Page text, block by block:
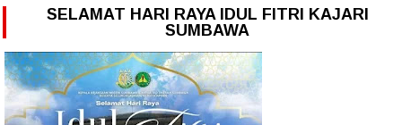
SELAMAT HARI RAYA IDUL FITRI KAJARI
SUMBAWA